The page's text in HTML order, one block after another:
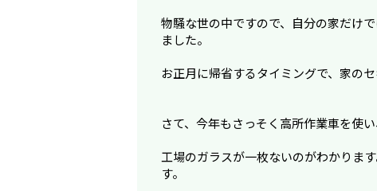
物騒な世の中ですので、自分の家だけ
ました。
お正月に帰省するタイミングで、家の
さて、今年もさっそく高所作業車を使
工場のガラスが一枚ないのがわかりま
す。